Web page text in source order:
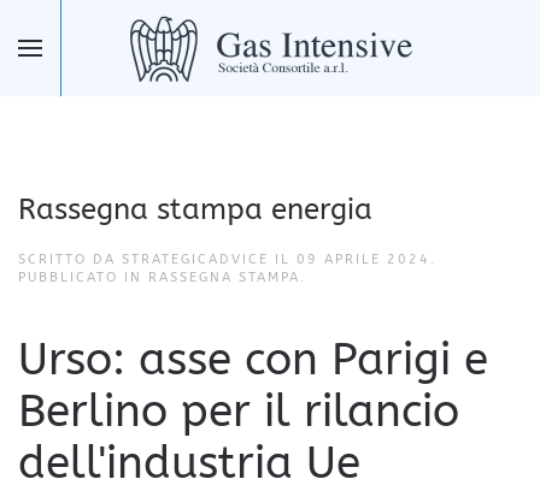
Skip to main content
Rassegna stampa energia
SCRITTO DA STRATEGICADVICE IL 09 APRILE 2024 .
PUBBLICATO IN RASSEGNA STAMPA .
Urso: asse con Parigi e
Berlino per il rilancio
dell'industria Ue